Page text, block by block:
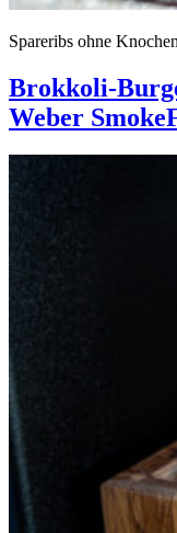
Spareribs ohne
Brokkoli-
Weber